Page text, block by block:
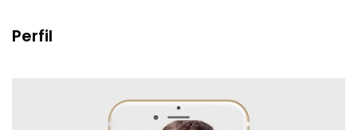
Perfil